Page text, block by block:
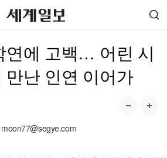
연에 고백… 어린 시
만난 인연 이어가